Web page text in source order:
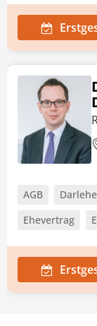
AGB
Ehevertrag